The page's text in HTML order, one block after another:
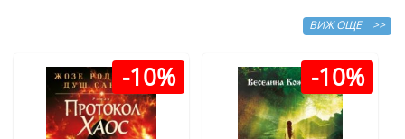
ВИЖ ОЩЕ >>
-10% -10%